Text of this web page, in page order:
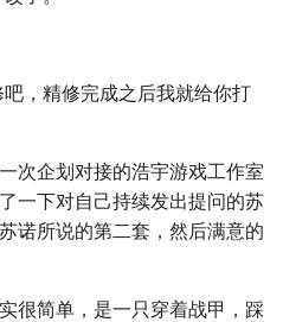
，精修完成之后我就给你打
次企划对接的浩宇游戏工作室
一下对自己持续发出提问的苏
诺所说的第二套，然后满意的
很简单，是一只穿着战甲，踩